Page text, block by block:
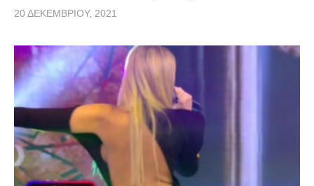
20 ΔΕΚΕΜΒΡΊΟΥ, 2021